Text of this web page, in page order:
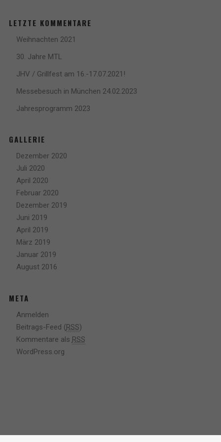
LETZTE KOMMENTARE
Weihnachten 2021
30. Jahre MTL
JHV / Grillfest am 16.-17.07.2021!
Messebesuch in München 24.02.2023
Jahresprogramm 2023
GALLERIE
Dezember 2020
Juli 2020
April 2020
Februar 2020
Dezember 2019
Juni 2019
April 2019
März 2019
Januar 2019
August 2016
META
Anmelden
Beitrags-Feed (RSS)
Kommentare als RSS
WordPress.org